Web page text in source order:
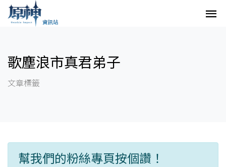
歌塵浪市真君弟子
文章標籤
幫我們的粉絲專頁按個讚！